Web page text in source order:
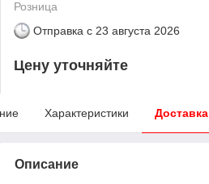
Розница
Отправка с 23 августа 2026
Цену уточняйте
Характеристики Доставка
Описание